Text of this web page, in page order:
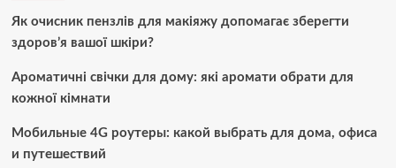
Як очисник пензлів для макіяжу допомагає зберегти
здоров’я вашої шкіри?
Ароматичні свічки для дому: які аромати обрати для
кожної кімнати
Мобильные 4G роутеры: какой выбрать для дома, офиса
и путешествий